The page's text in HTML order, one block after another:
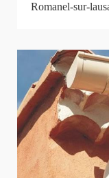
Romanel-sur-